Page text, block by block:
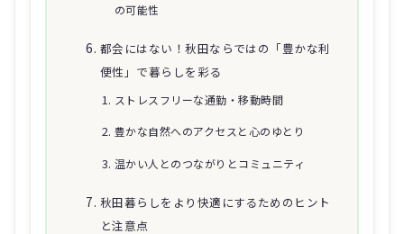
の可能性
都会にはない！秋田ならではの「豊かな利
便性」で暮らしを彩る
ストレスフリーな通勤・移動時間
豊かな自然へのアクセスと心のゆとり
温かい人とのつながりとコミュニティ
秋田暮らしをより快適にするためのヒント
と注意点